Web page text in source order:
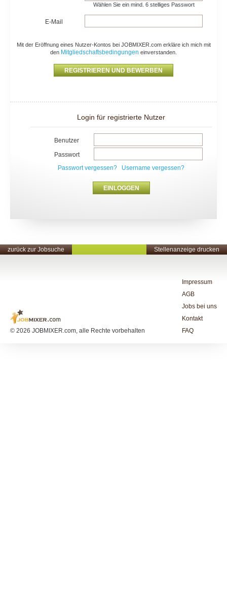
Wählen Sie ein mind. 6 stelliges Passwort
E-Mail
Mit der Eröffnung eines Nutzer-Kontos bei JOBMIXER.com erkläre ich mich mit
den Mitgliedschaftsbedingungen einverstanden.
Login für registrierte Nutzer
Benutzer
Passwort
Passwort vergessen?
Username vergessen?
zurück zur Jobsuche Stellenanzeige drucken
© 2026 JOBMIXER.com, alle Rechte vorbehalten
Impressum
AGB
Jobs bei uns
Kontakt
FAQ